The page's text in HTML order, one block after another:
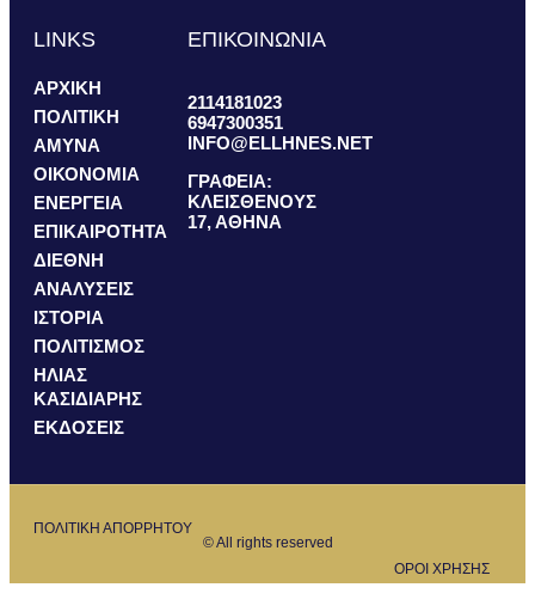
LINKS
ΑΡΧΙΚΗ
ΠΟΛΙΤΙΚΗ
ΑΜΥΝΑ
ΟΙΚΟΝΟΜΙΑ
ΕΝΕΡΓΕΙΑ
ΕΠΙΚΑΙΡΟΤΗΤΑ
ΔΙΕΘΝΗ
ΑΝΑΛΥΣΕΙΣ
ΙΣΤΟΡΙΑ
ΠΟΛΙΤΙΣΜΟΣ
ΗΛΙΑΣ
ΚΑΣΙΔΙΑΡΗΣ
ΕΚΔΟΣΕΙΣ
ΕΠΙΚΟΙΝΩΝΙΑ
2114181023
6947300351
INFO@ELLHNES.NET
ΓΡΑΦΕΙΑ:
ΚΛΕΙΣΘΕΝΟΥΣ
17, ΑΘΗΝΑ
ΠΟΛΙΤΙΚΗ ΑΠΟΡΡΗΤΟΥ
© All rights reserved
ΟΡΟΙ ΧΡΗΣΗΣ